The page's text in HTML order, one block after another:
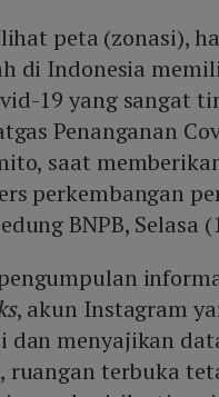
peta (zonasi),
di Indonesia
19 yang sangat
Penanganan
saat
perkembangan
BNPB, Selasa
, akun Instagram
dan menyajikan
ruangan terbuka